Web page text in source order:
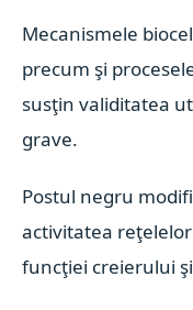
Mecanismele
precum şi
susţin validitatea
grave.
Postul negru
activitatea
funcţiei creierului